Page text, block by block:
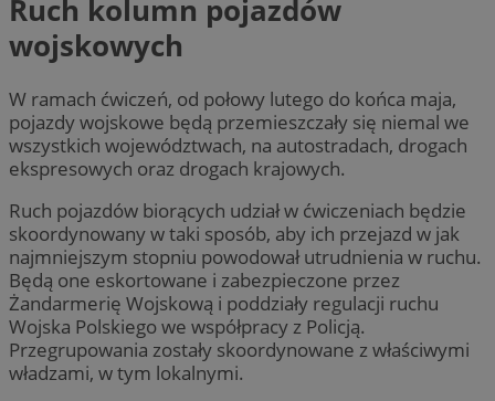
Ruch kolumn pojazdów
wojskowych
W ramach ćwiczeń, od połowy lutego do końca maja,
pojazdy wojskowe będą przemieszczały się niemal we
wszystkich województwach, na autostradach, drogach
ekspresowych oraz drogach krajowych.
Ruch pojazdów biorących udział w ćwiczeniach będzie
skoordynowany w taki sposób, aby ich przejazd w jak
najmniejszym stopniu powodował utrudnienia w ruchu.
Będą one eskortowane i zabezpieczone przez
Żandarmerię Wojskową i poddziały regulacji ruchu
Wojska Polskiego we współpracy z Policją.
Przegrupowania zostały skoordynowane z właściwymi
władzami, w tym lokalnymi.